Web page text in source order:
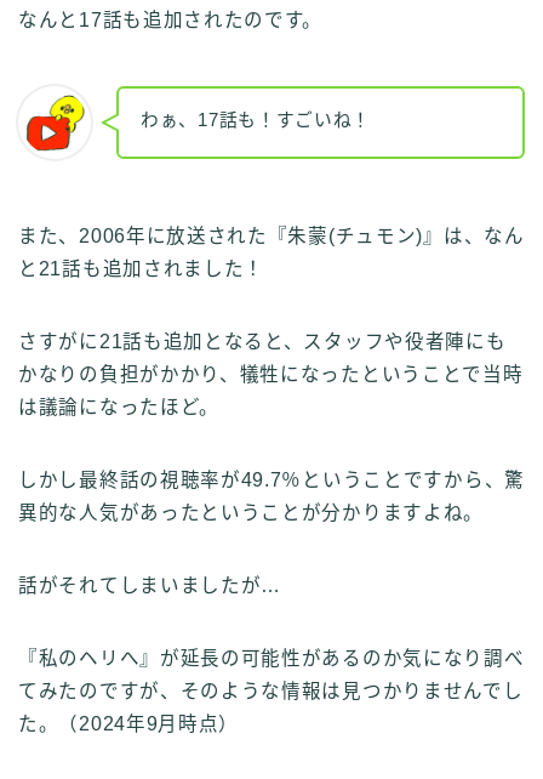
なんと17話も追加されたのです。
わぁ、17話も！すごいね！
また、2006年に放送された『朱蒙(チュモン)』は、なん
と21話も追加されました！
さすがに21話も追加となると、スタッフや役者陣にも
かなりの負担がかかり、犠牲になったということで当時
は議論になったほど。
しかし最終話の視聴率が49.7％ということですから、驚
異的な人気があったということが分かりますよね。
話がそれてしまいましたが…
『私のヘリへ』が延長の可能性があるのか気になり調べ
てみたのですが、そのような情報は見つかりませんでし
た。（2024年9月時点）